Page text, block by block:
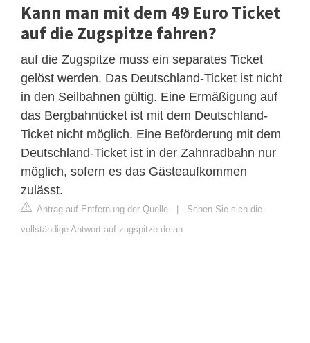
Kann man mit dem 49 Euro Ticket
auf die Zugspitze fahren?
auf die Zugspitze muss ein separates Ticket
gelöst werden. Das Deutschland-Ticket ist nicht
in den Seilbahnen gültig. Eine Ermäßigung auf
das Bergbahnticket ist mit dem Deutschland-
Ticket nicht möglich. Eine Beförderung mit dem
Deutschland-Ticket ist in der Zahnradbahn nur
möglich, sofern es das Gästeaufkommen
zulässt.
Antrag auf Entfernung der Quelle | Sehen Sie sich die
vollständige Antwort auf zugspitze.de an